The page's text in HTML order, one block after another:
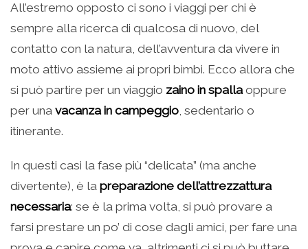
All’estremo opposto ci sono i viaggi per chi è
sempre alla ricerca di qualcosa di nuovo, del
contatto con la natura, dell’avventura da vivere in
moto attivo assieme ai propri bimbi. Ecco allora che
si può partire per un viaggio zaino in spalla oppure
per una vacanza in campeggio, sedentario o
itinerante.
In questi casi la fase più “delicata” (ma anche
divertente), è la preparazione dell’attrezzattura
necessaria: se è la prima volta, si può provare a
farsi prestare un po’ di cose dagli amici, per fare una